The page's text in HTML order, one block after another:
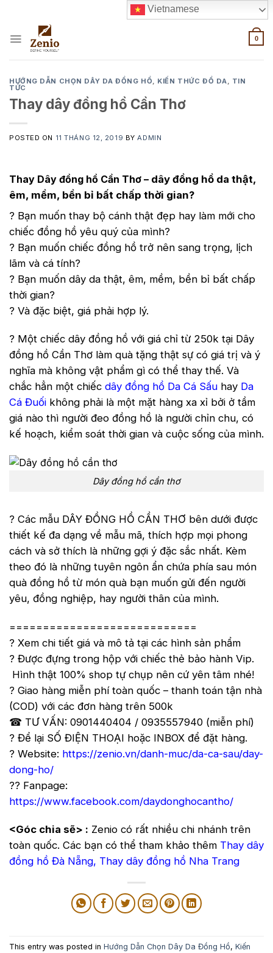
content
0
HƯỚNG DẪN CHỌN DÂY DA ĐỒNG HỒ, KIẾN THỨC ĐỒ DA, TIN
TỨC
Thay dây đồng hồ Cần Thơ
POSTED ON 11 THÁNG 12, 2019 BYADMIN
Thay Dây đồng hồ Cần Thơ – dây đồng hồ da thật,
êm, mềm, bền bỉ bất chấp thời gian?
? Bạn muốn thay bộ cánh thật đẹp hay làm mới cho
chiếc đồng hồ yêu quý của mình?
? Bạn muốn chiếc đồng hồ trở nên sang trọng, lịch
lãm và cá tính?
? Bạn muốn dây da thật, êm, mềm, bền bỉ bất chấp
thời gian?
? Và đặc biệt, giá phải hợp lý.
? Một chiếc dây đồng hồ với giá chỉ từ 250k tại Dây
đồng hồ Cần Thơ làm quà tặng thật sự có giá trị và ý
nghĩa mà không vật phẩm gì có thể thay thế. Và
chắc hẳn một chiếc dây đồng hồ Da Cá Sấu hay Da
Cá Đuối không phải là một mặt hàng xa xỉ bởi ở tầm
giá nào thì người đeo đồng hồ là người chỉn chu, có
kế hoạch, kiểm soát thời gian và cuộc sống của mình.
Dây đồng hồ cần thơ
? Các mẫu DÂY ĐỒNG HỒ CẦN THƠ bên dưới được
thiết kế đa dạng về mẫu mã, thích hợp mọi phong
cách và sở thích là những gợi ý đặc sắc nhất. Kèm
theo đó là những tuyên ngôn ẩn chứa phía sau món
quà đồng hồ từ món quà bạn muốn gửi đến người
yêu, đồng nghiệp, hay người thân của mình.
============================
? Xem chi tiết giá và mô tả tại các hình sản phẩm
? Được đựng trong hộp với chiếc thẻ bảo hành Vip.
Hình thật 100% shop tự chụp nên cứ yên tâm nhé!
? Giao hàng miễn phí toàn quốc – thanh toán tận nhà
(COD) với các đơn hàng trên 500k
☎ TƯ VẤN: 0901440404 / 0935557940 (miễn phí)
? Để lại SỐ ĐIỆN THOẠI hoặc INBOX để đặt hàng.
? Website: https://zenio.vn/danh-muc/da-ca-sau/day-
dong-ho/
?? Fanpage:
https://www.facebook.com/daydonghocantho/
<Góc chia sẽ> : Zenio có rất nhiều chi nhánh trên
toàn quốc. Các bạn có thể tham khảo thêm Thay dây
đồng hồ Đà Nẵng, Thay dây đồng hồ Nha Trang
This entry was posted in Hướng Dẫn Chọn Dây Da Đồng Hồ, Kiến
Vietnamese